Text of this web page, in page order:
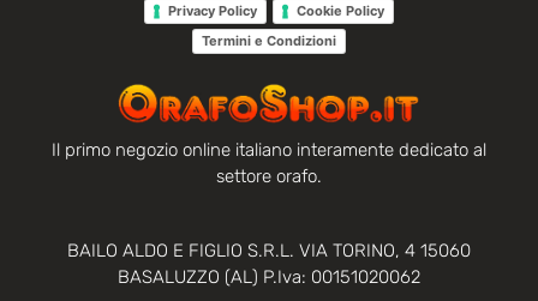
Privacy Policy
Cookie Policy
Termini e Condizioni
Il primo negozio online italiano interamente dedicato al
settore orafo.
BAILO ALDO E FIGLIO S.R.L. VIA TORINO, 4 15060
BASALUZZO (AL) P.Iva: 00151020062